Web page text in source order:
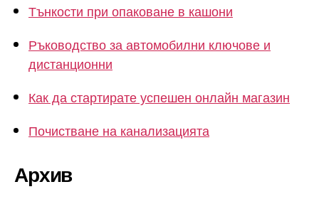
Тънкости при опаковане в кашони
Ръководство за автомобилни ключове и
дистанционни
Как да стартирате успешен онлайн магазин
Почистване на канализацията
Архив